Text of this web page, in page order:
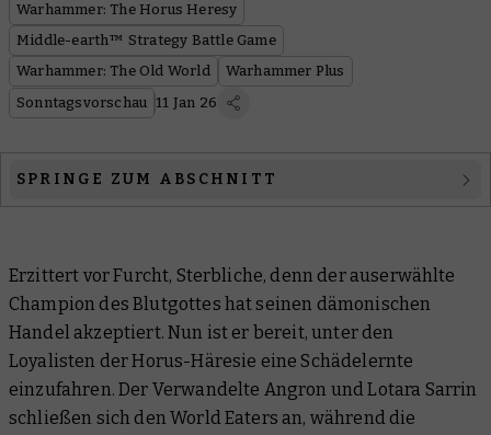
Warhammer: The Horus Heresy
Middle-earth™ Strategy Battle Game
Warhammer: The Old World
Warhammer Plus
Sonntagsvorschau 11 Jan 26
SPRINGE ZUM ABSCHNITT
Middle Earth™ Strategy Battle Game:
Warhammer: The Old World
Warhammer Commemorative Series
Warhammer Plus
Erzittert vor Furcht, Sterbliche, denn der auserwählte
Champion des Blutgottes hat seinen dämonischen
Handel akzeptiert. Nun ist er bereit, unter den
Loyalisten der Horus-Häresie eine Schädelernte
einzufahren. Der Verwandelte Angron und Lotara Sarrin
schließen sich den World Eaters an, während die